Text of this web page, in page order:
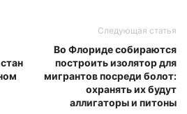
Следующая статья
Во Флориде собираются
построить изолятор для
мигрантов посреди болот:
охранять их будут
аллигаторы и питоны